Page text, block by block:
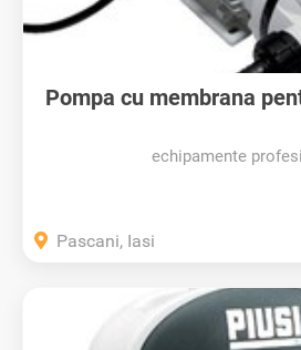
Pompa cu membrana
echipamente
Pascani, Iasi